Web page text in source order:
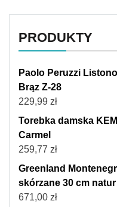
PRODUKTY
Paolo Peruzzi
Brąz Z-28
229,99 zł
Torebka damska
Carmel
259,77 zł
Greenland
skórzane 30 cm natur
671,00 zł